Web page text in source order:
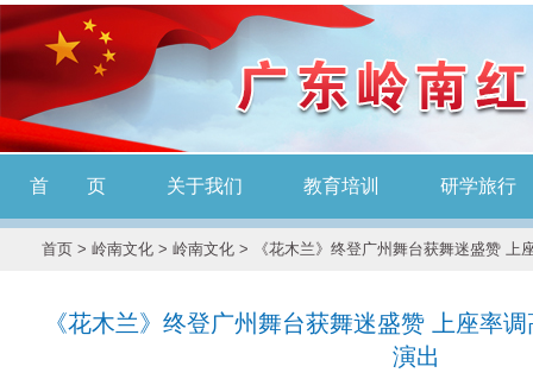
首 页 关于我们 教育培训 研学旅行
首页 > 岭南文化 > 岭南文化 > 《花木兰》终登广州舞台获舞迷盛赞 上
《花木兰》终登广州舞台获舞迷盛赞 上座率
演出